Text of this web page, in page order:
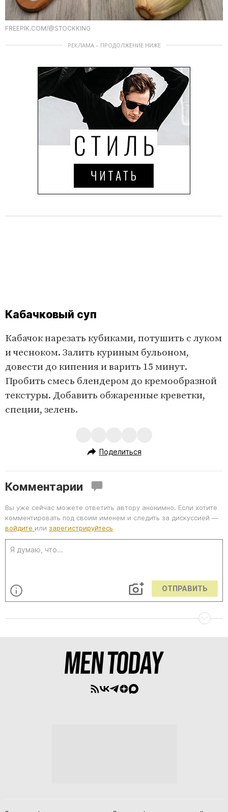
FREEPIK.COM/@STOCKKING
РЕКЛАМА – ПРОДОЛЖЕНИЕ НИЖЕ
Кабачковый суп
Кабачок нарезать кубиками, потушить с луком
и чесноком. Залить куриным бульоном,
довести до кипения и варить 15 минут.
Пробить смесь блендером до кремообразной
текстуры. Добавить обжаренные креветки,
специи, зелень.
Поделиться
Комментарии
Вы уже сейчас можете ответить автору анонимно. Если хотите
комментировать под своим именем и следить за дискуссией —
войдите или зарегистрируйтесь
ОТПРАВИТЬ